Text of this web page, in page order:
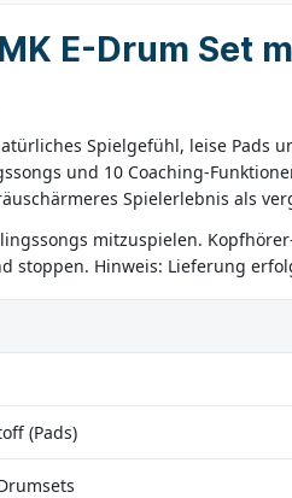
E-Drum Set
Spielgefühl, leise
und 10 Coaching-
Spielerlebnis als
mitzuspielen.
stoppen. Hinweis: Lieferung
(Pads)